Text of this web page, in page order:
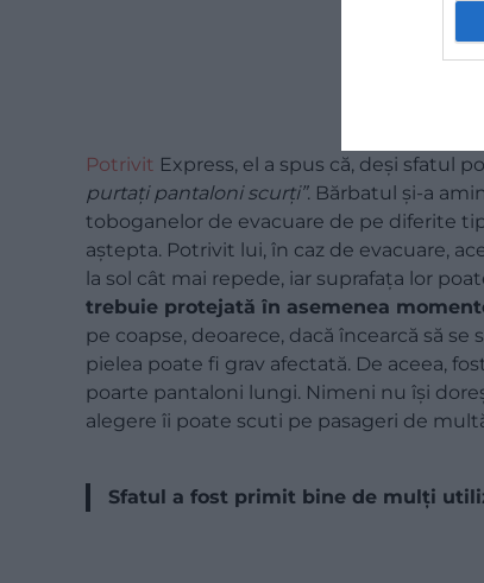
Potrivit Express, el a spus că, deși sfatul
purtați pantaloni scurți”. Bărbatul și-a
toboganelor de evacuare de pe diferite
aștepta. Potrivit lui, în caz de evacuare,
la sol cât mai repede, iar suprafața lor
trebuie protejată în asemenea
pe coapse, deoarece, dacă încearcă să
pielea poate fi grav afectată. De aceea,
poarte pantaloni lungi. Nimeni nu își
alegere îi poate scuti pe pasageri de
Sfatul a fost primit bine de mulți